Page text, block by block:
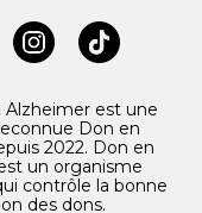
Alzheimer est une
Don en
2022. Don en
un organisme
contrôle la bonne
des dons.